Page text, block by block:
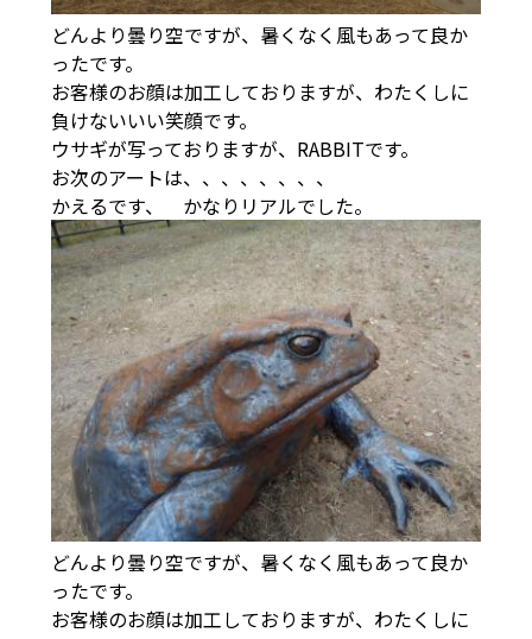
どんより曇り空ですが、暑くなく風もあって良か
ったです。
お客様のお顔は加工しておりますが、わたくしに
負けないいい笑顔です。
ウサギが写っておりますが、RABBITです。
お次のアートは、、、、、、、、
かえるです、 かなりリアルでした。
どんより曇り空ですが、暑くなく風もあって良か
ったです。
お客様のお顔は加工しておりますが、わたくしに